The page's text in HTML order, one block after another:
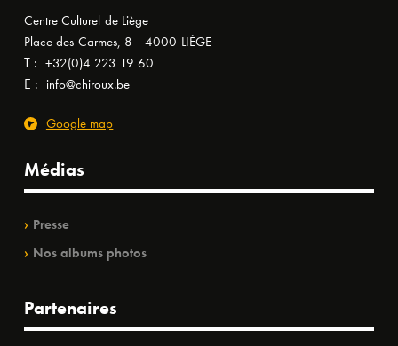
Centre Culturel de Liège
Place des Carmes, 8 - 4000 LIÈGE
T : +32(0)4 223 19 60
E : info@chiroux.be
Google map
Médias
Presse
Nos albums photos
Partenaires